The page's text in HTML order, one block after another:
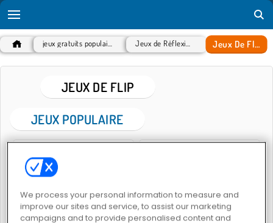
Jeux De Flip
JEUX DE FLIP
JEUX POPULAIRE
We process your personal information to measure and
improve our sites and service, to assist our marketing
campaigns and to provide personalised content and